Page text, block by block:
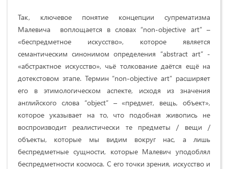
Так, ключевое понятие концепции супрематизма
Малевича воплощается в словах “non-objective art” –
«беспредметное искусство», которое является
семантическим синонимом определения “abstract art” -
«абстрактное искусство», чьё толкование даётся ещё на
дотекстовом этапе. Термин “non-objective art” расширяет
его в этимологическом аспекте, исходя из значения
английского слова “object” – «предмет, вещь, объект»,
которое указывает на то, что подобная живопись не
воспроизводит реалистически те предметы / вещи /
объекты, которые мы видим вокруг нас, а лишь
беспредметные сущности, которые Малевич уподоблял
беспредметности космоса. С его точки зрения, искусство и